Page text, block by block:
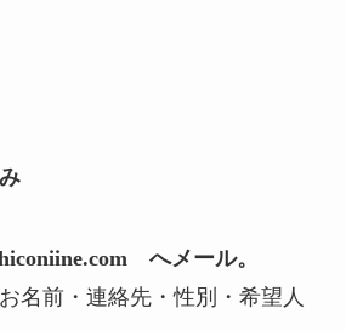
へメール。
名前・連絡先・性別・希望人